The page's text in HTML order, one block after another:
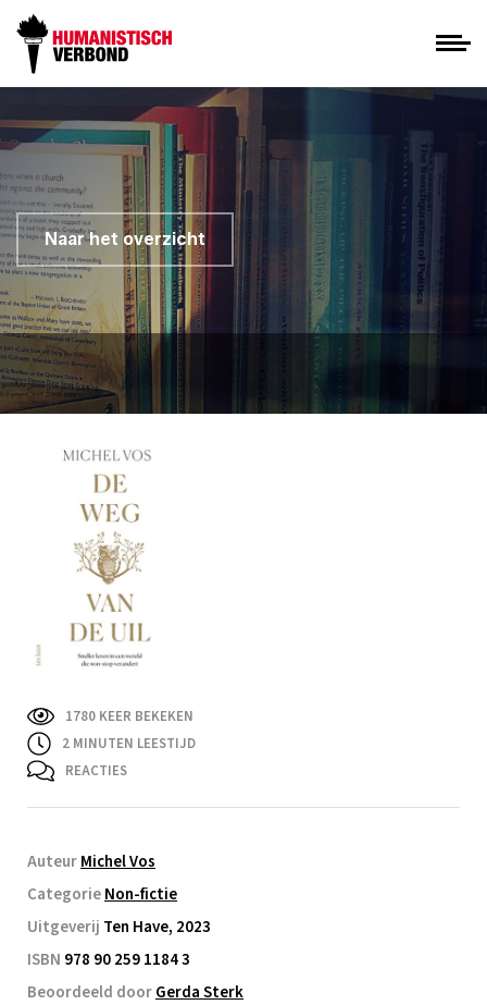
Naar het overzicht
1780 KEER BEKEKEN
2 MINUTEN LEESTIJD
REACTIES
AuteurMichel Vos
CategorieNon-fictie
Uitgeverij Ten Have, 2023
ISBN 978 90 259 1184 3
Beoordeeld doorGerda Sterk